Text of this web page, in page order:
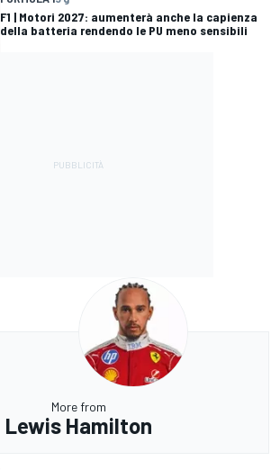
F1 | Motori 2027: aumenterà anche la capienza
della batteria rendendo le PU meno sensibili
More from
Lewis Hamilton